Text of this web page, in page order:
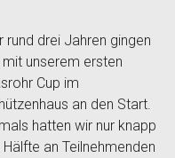
rund drei Jahren gingen
mit unserem ersten
Cup im
an den Start.
hatten wir nur knapp
Hälfte an Teilnehmenden